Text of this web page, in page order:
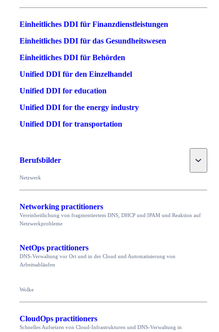
Einheitliches DDI für Finanzdienstleistungen
Einheitliches DDI für das Gesundheitswesen
Einheitliches DDI für Behörden
Unified DDI für den Einzelhandel
Unified DDI for education
Unified DDI for the energy industry
Unified DDI for transportation
Berufsbilder Toggle
Netzwerk
Networking practitioners
Vereinheitlichung von fragmentiertem DNS, DHCP und IPAM und Reaktion auf
Netzwerkprobleme
NetOps practitioners
DNS-Verwaltung vor Ort und in der Cloud und Automatisierung von
Arbeitsabläufen
Wolke
CloudOps practitioners
Schnelles Aufsetzen von Cloud-Infrastrukturen und DNS-Verwaltung in